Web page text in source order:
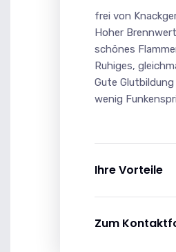
frei von
Hoher Brennwert
schönes
Ruhiges,
Gute Glutbildung
wenig
Ihre Vorteile
Zum